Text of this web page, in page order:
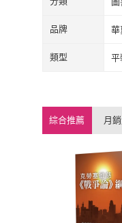
品牌 華
類型 平
綜合推薦 月